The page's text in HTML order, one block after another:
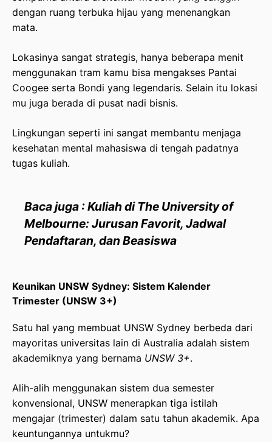
dengan ruang terbuka hijau yang menenangkan
mata.
Lokasinya sangat strategis, hanya beberapa menit
menggunakan tram kamu bisa mengakses Pantai
Coogee serta Bondi yang legendaris. Selain itu lokasi
mu juga berada di pusat nadi bisnis.
Lingkungan seperti ini sangat membantu menjaga
kesehatan mental mahasiswa di tengah padatnya
tugas kuliah.
Baca juga : Kuliah di The University of
Melbourne: Jurusan Favorit, Jadwal
Pendaftaran, dan Beasiswa
Keunikan UNSW Sydney: Sistem Kalender
Trimester (UNSW 3+)
Satu hal yang membuat UNSW Sydney berbeda dari
mayoritas universitas lain di Australia adalah sistem
akademiknya yang bernama UNSW 3+.
Alih-alih menggunakan sistem dua semester
konvensional, UNSW menerapkan tiga istilah
mengajar (trimester) dalam satu tahun akademik. Apa
keuntungannya untukmu?